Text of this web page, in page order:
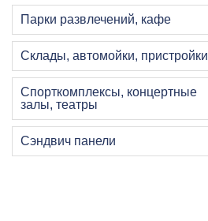
Парки развлечений, кафе
Склады, автомойки, пристройки
Спорткомплексы, концертные
залы, театры
Сэндвич панели